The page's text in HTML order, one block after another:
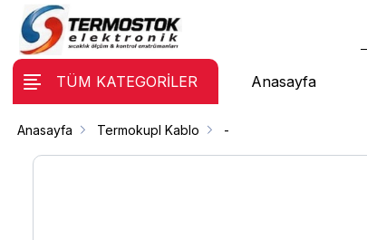
TÜM KATEGORİLER Anasayfa
Anasayfa Termokupl Kablo -